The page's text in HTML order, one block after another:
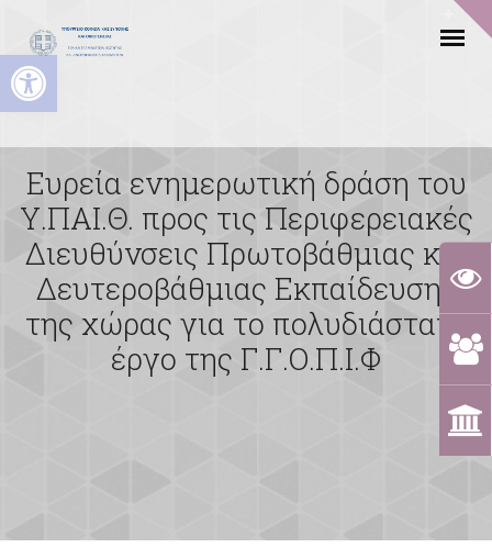
Ανοίξτε τη γραμμή εργαλείων
Ευρεία ενημερωτική δράση του
Υ.ΠΑΙ.Θ. προς τις Περιφερειακές
Διευθύνσεις Πρωτοβάθμιας και
Δευτεροβάθμιας Εκπαίδευσης
της χώρας για το πολυδιάστατο
έργο της Γ.Γ.Ο.Π.Ι.Φ